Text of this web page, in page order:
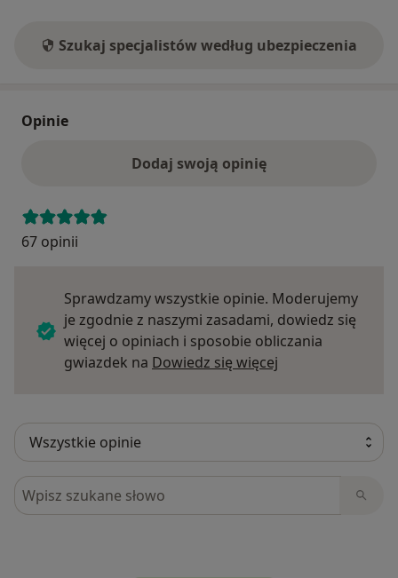
Szukaj specjalistów według ubezpieczenia
Opinie
Dodaj swoją opinię
67 opinii
Sprawdzamy wszystkie opinie. Moderujemy
je zgodnie z naszymi zasadami, dowiedz się
więcej o opiniach i sposobie obliczania
gwiazdek na Dowiedz się więcej
Szukaj w opiniach